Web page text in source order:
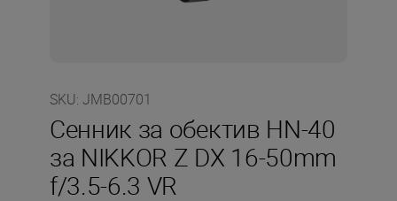
SKU: JMB00701
Сенник за обектив HN-40
за NIKKOR Z DX 16-50mm
f/3.5-6.3 VR